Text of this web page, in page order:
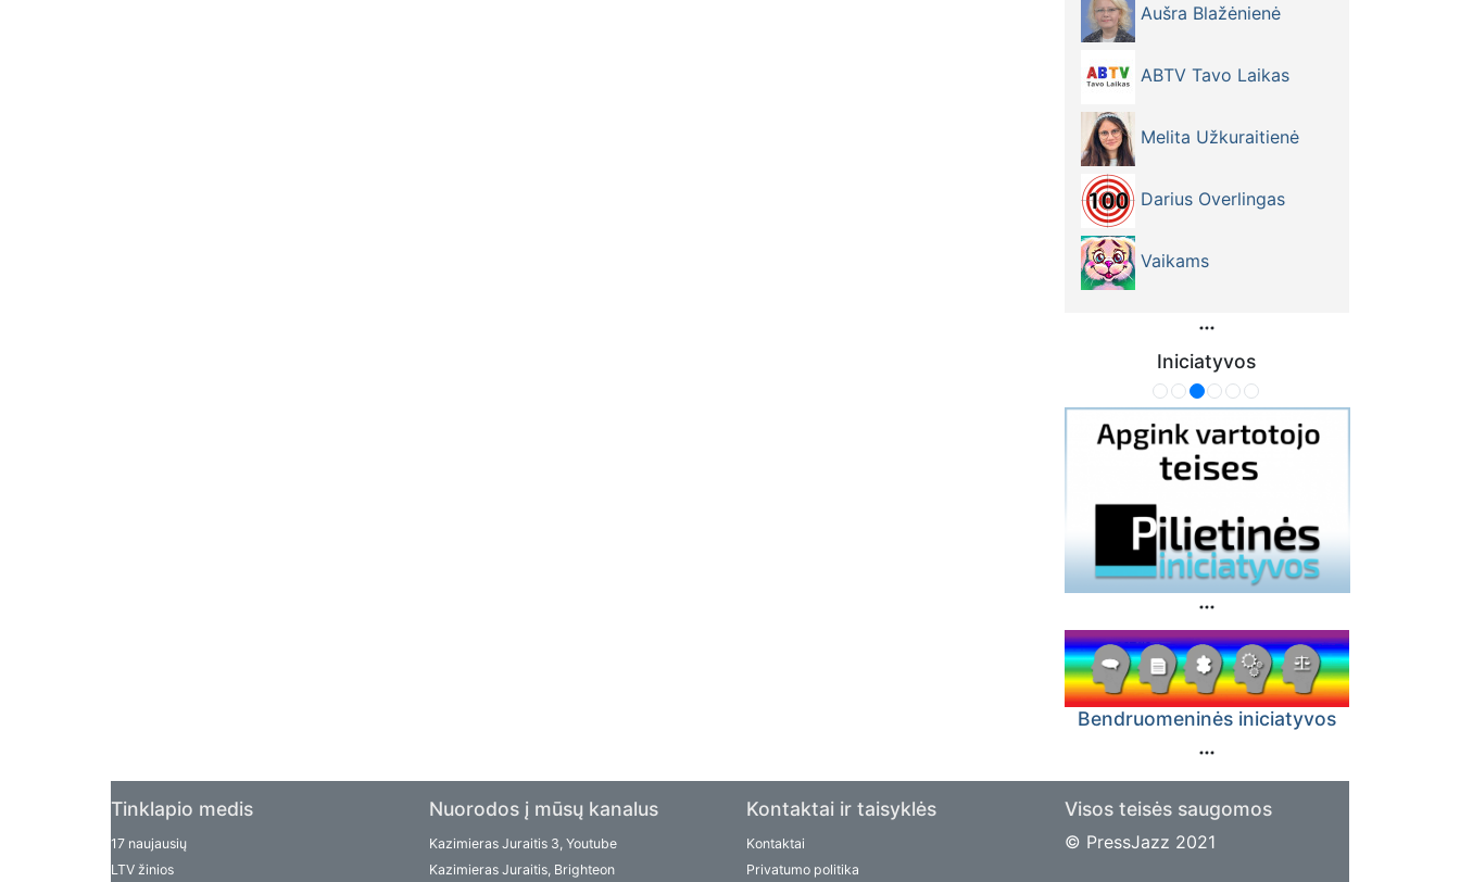
Aušra Blažėnienė
ABTV Tavo Laikas
Melita Užkuraitienė
Darius Overlingas
Vaikams
Iniciatyvos
Bendruomeninės iniciatyvos
Tinklapio medis
17 naujausių
LTV žinios
Nuorodos į mūsų kanalus
Kazimieras Juraitis 3, Youtube
Kazimieras Juraitis, Brighteon
Kontaktai ir taisyklės
Kontaktai
Privatumo politika
Visos teisės saugomos
© PressJazz 2021